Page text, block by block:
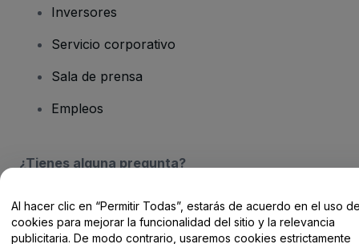
Inversores
Servicio corporativo
Sala de prensa
Empleos
¿Tienes alguna pregunta?
Centro de Ayuda / Contacto
Al hacer clic en “Permitir Todas”, estarás de acuerdo en el uso
cookies para mejorar la funcionalidad del sitio y la relevancia
publicitaria. De modo contrario, usaremos cookies estrictamente